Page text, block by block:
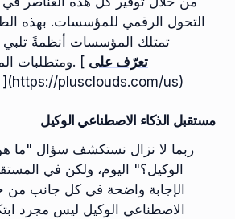
تمتلك المؤسسات أنظمةً تلبي
ومتطلبات المستقبل التكنولوجية. [ تعرّف على
](https://plusclouds.com/us)
مستقبل الذكاء الاصطناعي الوكيل
ربما لا نزال نستكشف سؤال "ما
الوكيل؟" اليوم، ولكن في
الإجابة واضحة في كل جانب من
الاصطناعي الوكيل ليس مجرد